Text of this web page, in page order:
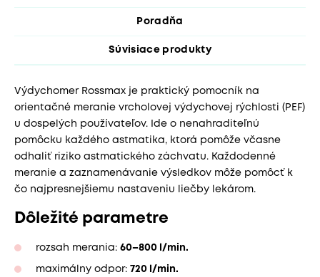
Poradňa
Súvisiace produkty
Výdychomer Rossmax je praktický pomocník na
orientačné meranie vrcholovej výdychovej rýchlosti (PEF)
u dospelých používateľov. Ide o nenahraditeľnú
pomôcku každého astmatika, ktorá pomôže včasne
odhaliť riziko astmatického záchvatu. Každodenné
meranie a zaznamenávanie výsledkov môže pomôcť k
čo najpresnejšiemu nastaveniu liečby lekárom.
Dôležité parametre
rozsah merania: 60–800 l/min.
maximálny odpor: 720 l/min.